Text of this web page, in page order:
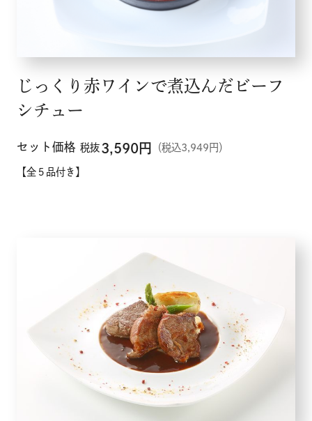
じっくり赤ワインで煮込んだビーフ
シチュー
セット価格 税抜 3,590円 （税込3,949円）
【全５品付き】